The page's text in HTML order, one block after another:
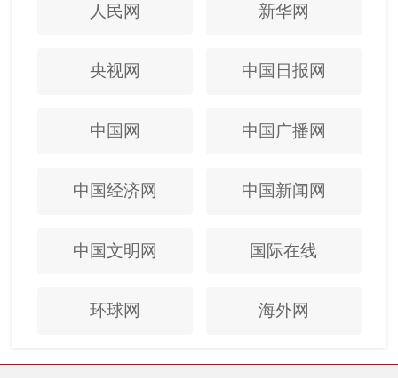
人民网 新华网
央视网 中国日报网
中国网 中国广播网
中国经济网 中国新闻网
中国文明网 国际在线
环球网 海外网